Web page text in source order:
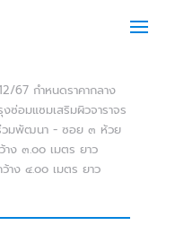
67 กำหนดราคากลาง
ซ่อมแซมเสริมผิวจาราจร
วมพัฒนา - ซอย ๓ ห้วย
ง ๓.๐๐ เมตร ยาว
าง ๔.๐๐ เมตร ยาว